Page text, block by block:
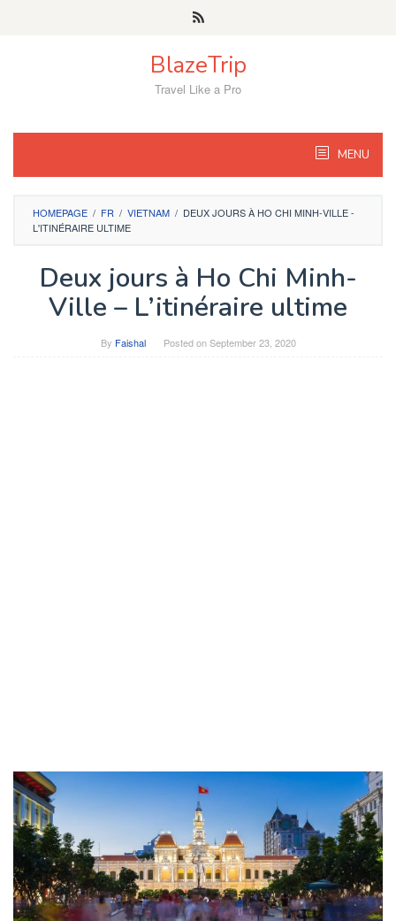
BlazeTrip
Travel Like a Pro
MENU
HOMEPAGE / FR / VIETNAM / DEUX JOURS À HO CHI MINH-VILLE -
L'ITINÉRAIRE ULTIME
Deux jours à Ho Chi Minh-
Ville – L’itinéraire ultime
By Faishal Posted onSeptember 23, 2020